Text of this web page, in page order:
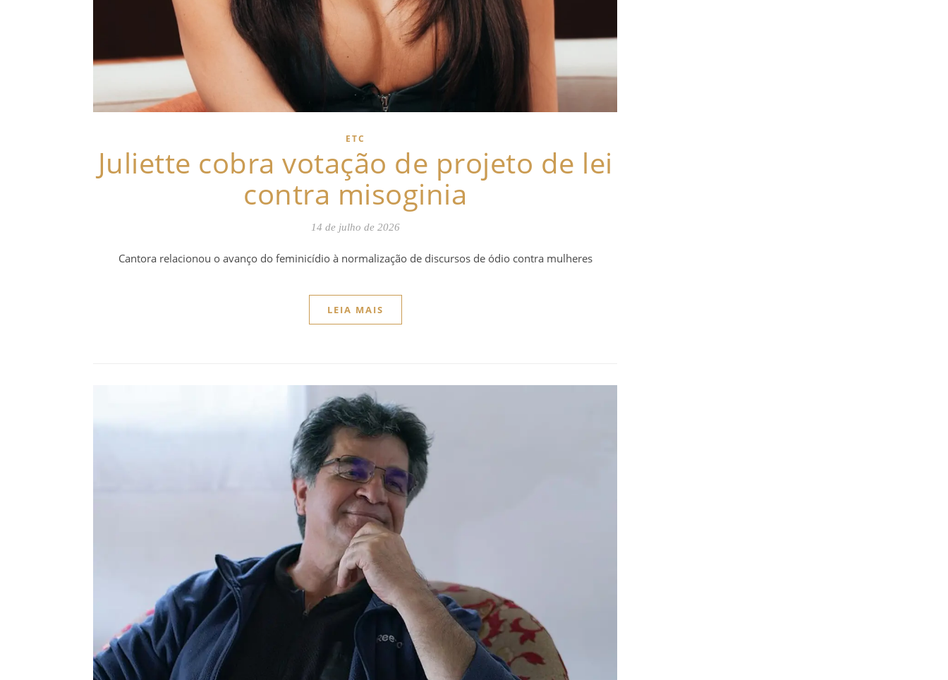
ETC
Juliette cobra votação de projeto de lei
contra misoginia
14 de julho de 2026
Cantora relacionou o avanço do feminicídio à normalização de discursos de ódio contra mulheres
LEIA MAIS